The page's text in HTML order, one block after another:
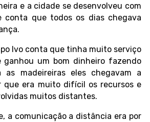
e a cidade se desenvolveu com
conta que todos os dias chegava
Ivo conta que tinha muito serviço
um bom dinheiro fazendo
as madeireiras eles chegavam a
que era muito difícil os recursos e
muitos distantes.
a comunicação a distância era por